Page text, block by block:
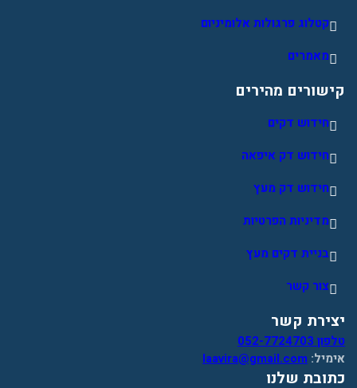
קטלוג פרגולות אלומיניום
מאמרים
קישורים מהירים
חידוש דקים
חידוש דק איפאה
חידוש דק מעץ
מדיניות הפרטיות
בניית דקים מעץ
צור קשר
יצירת קשר
טלפון 052-7724703
אימיל: laavira@gmail.com
כתובת שלנו